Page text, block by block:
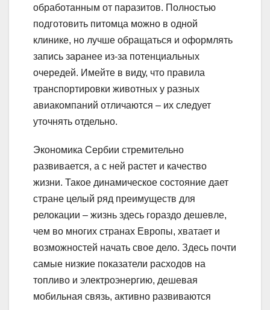
обработанным от паразитов. Полностью
подготовить питомца можно в одной
клинике, но лучше обращаться и оформлять
запись заранее из-за потенциальных
очередей. Имейте в виду, что правила
транспортировки животных у разных
авиакомпаний отличаются – их следует
уточнять отдельно.
Экономика Сербии стремительно
развивается, а с ней растет и качество
жизни. Такое динамическое состояние дает
стране целый ряд преимуществ для
релокации – жизнь здесь гораздо дешевле,
чем во многих странах Европы, хватает и
возможностей начать свое дело. Здесь почти
самые низкие показатели расходов на
топливо и электроэнергию, дешевая
мобильная связь, активно развиваются